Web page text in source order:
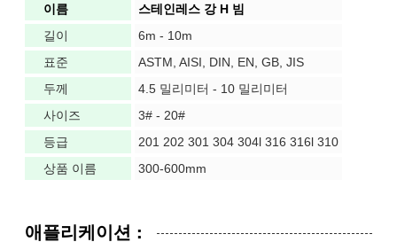
이름
스테인레스 강 H 빔
길이
6m - 10m
표준
ASTM, AISI, DIN, EN, GB, JIS
두께
4.5 밀리미터 - 10 밀리미터
사이즈
3# - 20#
등급
201 202 301 304 304l 316 316l 310
상품 이름
300-600mm
애플리케이션 :